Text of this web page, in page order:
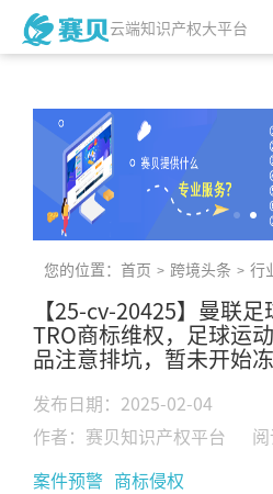
云端知识产权大平台
您的位置： 首页 > 跨境头条 > 行
【25-cv-20425】曼联
TRO商标维权，足球运
品注意排坑，暂未开始
发布日期：2025-02-04
作者：赛贝知识产权平台
案件预警 商标侵权